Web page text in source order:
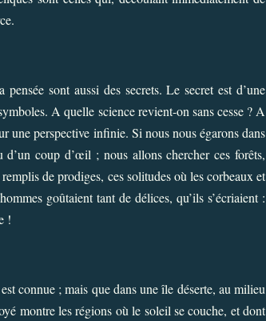
sont aussi des secrets. Le secret est d’une
A quelle science revient-on sans cesse ? A
une perspective infinie. Si nous nous égarons dans
coup d’œil ; nous allons chercher ces forêts,
de prodiges, ces solitudes où les corbeaux et
goûtaient tant de délices, qu’ils s’écriaient :
!
connue ; mais que dans une île déserte, au milieu
montre les régions où le soleil se couche, et dont